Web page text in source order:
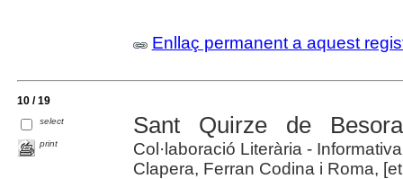
Enllaç permanent a aquest
10 / 19
select
print
Sant Quirze de
Col·laboració Literària -
Clapera, Ferran Codina i Roma,